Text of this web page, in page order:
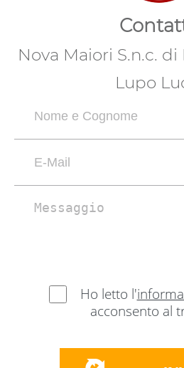
Nova Maiori S.n.c.
Lupo
Ho letto l'
acconsento al